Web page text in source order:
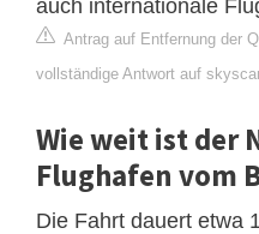
auch internationale
Antrag auf Entfernung der
vollständige Antwort auf
Wie weit ist der
Flughafen vom
Die Fahrt dauert etwa